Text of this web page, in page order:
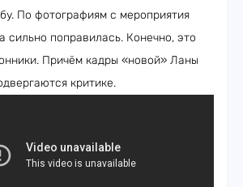
По фотографиям с мероприятия
сильно поправилась. Конечно, это
Причём кадры «новой» Ланы
критике.